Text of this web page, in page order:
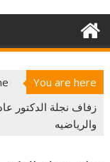
You are here
زفاف نجلة الدكتور
والرياضيه